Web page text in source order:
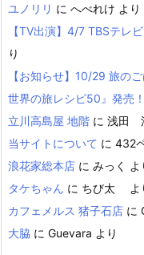
ユノリリ に へべれけ より
【TV出演】4/7 TBSテレ
り
【お知らせ】10/29 旅の
世界の旅レシピ50』発売！
立川高島屋 地階 に 浅田
当サイトについて に 432
浪花家総本店 に みっく
よ
タケちゃん に ちび太
よ
カフェメルス 猪子石店 に
大脇 に Guevara より